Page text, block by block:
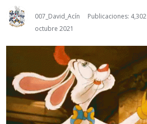
007_David_Acín
Publicaciones: 4,302
octubre 2021